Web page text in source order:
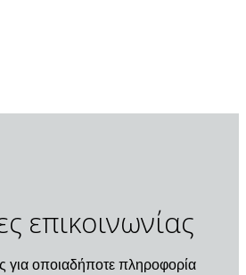
επικοινωνίας
για οποιαδήποτε πληροφορία